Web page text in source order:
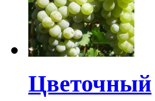
Цветочный